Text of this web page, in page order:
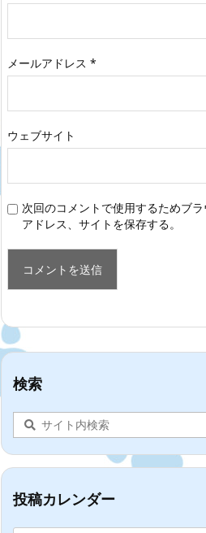
メールアドレス *
ウェブサイト
次回のコメントで使用するためブ
アドレス、サイトを保存する。
検索
投稿カレンダー